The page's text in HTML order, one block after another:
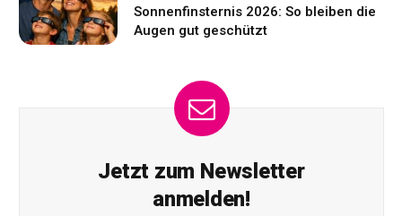
Sonnenfinsternis 2026: So bleiben die
Augen gut geschützt
Jetzt zum Newsletter
anmelden!